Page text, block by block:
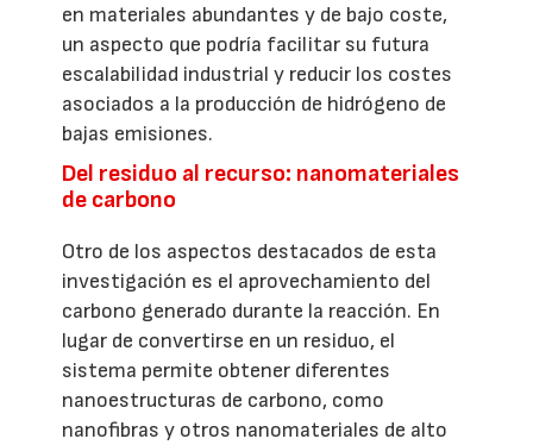
en materiales abundantes y de bajo coste,
un aspecto que podría facilitar su futura
escalabilidad industrial y reducir los costes
asociados a la producción de hidrógeno de
bajas emisiones.
Del residuo al recurso: nanomateriales
de carbono
Otro de los aspectos destacados de esta
investigación es el aprovechamiento del
carbono generado durante la reacción. En
lugar de convertirse en un residuo, el
sistema permite obtener diferentes
nanoestructuras de carbono, como
nanofibras y otros nanomateriales de alto